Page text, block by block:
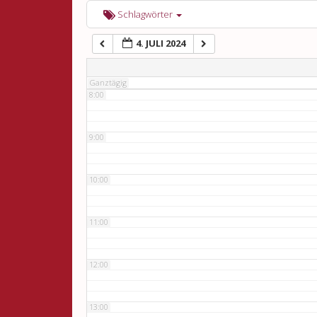
Schlagwörter
4. JULI 2024
Ganztägig
6:00
7:00
8:00
9:00
10:00
11:00
12:00
13:00